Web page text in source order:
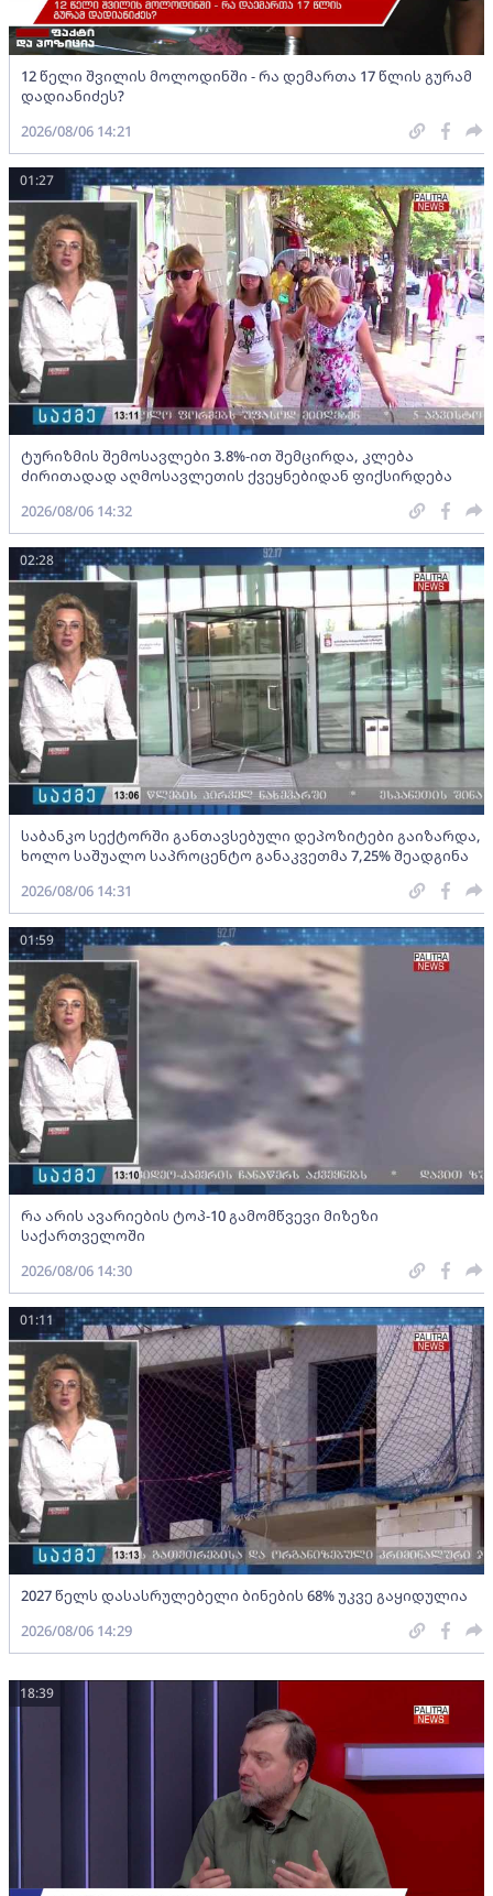
12 წელი შვილის მოლოდინში - რა დემართა 17 წლის გურამ
დადიანიძეს?
2026/08/06 14:21
ტურიზმის შემოსავლები 3.8%-ით შემცირდა, კლება
ძირითადად აღმოსავლეთის ქვეყნებიდან ფიქსირდება
01:27
2026/08/06 14:32
საბანკო სექტორში განთავსებული დეპოზიტები გაიზარდა,
ხოლო საშუალო საპროცენტო განაკვეთმა 7,25% შეადგინა
02:28
2026/08/06 14:31
რა არის ავარიების ტოპ-10 გამომწვევი მიზეზი
საქართველოში
01:59
2026/08/06 14:30
2027 წელს დასასრულებელი ბინების 68% უკვე გაყიდულია
01:11
2026/08/06 14:29
18:39